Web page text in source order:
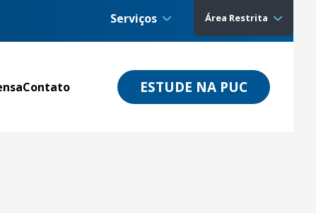
Serviços Área Restrita
Contato ESTUDE NA PUC